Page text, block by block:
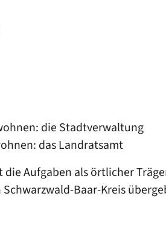
die Stadtverwaltung
das Landratsamt
Aufgaben als örtlicher
Baar-Kreis